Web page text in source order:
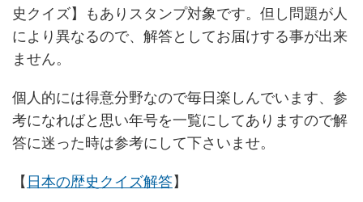
史クイズ】もありスタンプ対象です。但し問題が人
により異なるので、解答としてお届けする事が出来
ません。
個人的には得意分野なので毎日楽しんでいます、参
考になればと思い年号を一覧にしてありますので解
答に迷った時は参考にして下さいませ。
【日本の歴史クイズ解答】